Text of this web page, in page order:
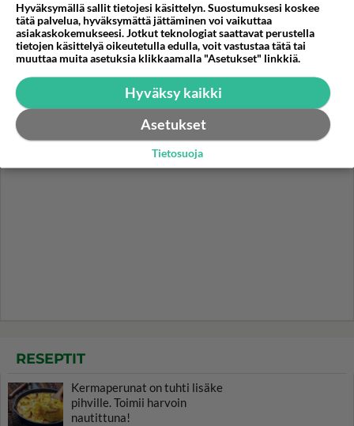
Kun yksi kauhallinen ei riitä...
Tämä helppo arkiruoka ei jää
syömättä!
RESEPTIT
Kermaperunat on tuhti lisäke
pihville. Toimii harvoin
nautittuna!
Hyväksymällä sallit tietojesi käsittelyn. Suostumuksesi koskee
tätä palvelua, hyväksymättä jättäminen voi vaikuttaa
asiakaskokemukseesi. Jotkut teknologiat saattavat perustella
tietojen käsittelyä oikeutetulla edulla, voit vastustaa tätä tai
muuttaa muita asetuksia klikkaamalla "Asetukset" linkkiä.
Hyväksy kaikki
Asetukset
Tietosuoja